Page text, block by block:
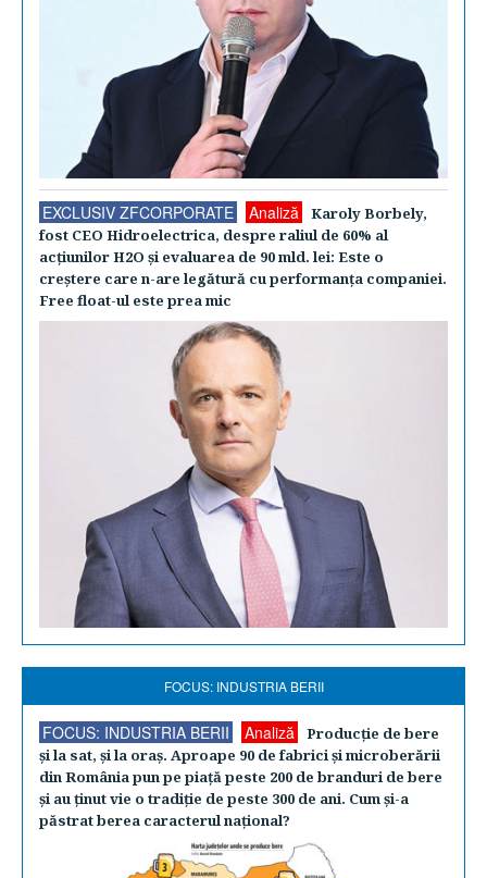
EXCLUSIV ZFCORPORATE Analiză
Karoly Borbely,
fost CEO Hidroelectrica, despre raliul de 60% al
acţiunilor H2O şi evaluarea de 90 mld. lei: Este o
creştere care n-are legătură cu performanţa companiei.
Free float-ul este prea mic
FOCUS: INDUSTRIA BERII
FOCUS: INDUSTRIA BERII Analiză
Producţie de bere
şi la sat, şi la oraş. Aproape 90 de fabrici şi microberării
din România pun pe piaţă peste 200 de branduri de bere
şi au ţinut vie o tradiţie de peste 300 de ani. Cum şi-a
păstrat berea caracterul naţional?